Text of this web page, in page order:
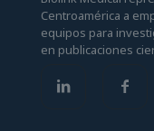
Centroamérica a
equipos para
en publicaciones